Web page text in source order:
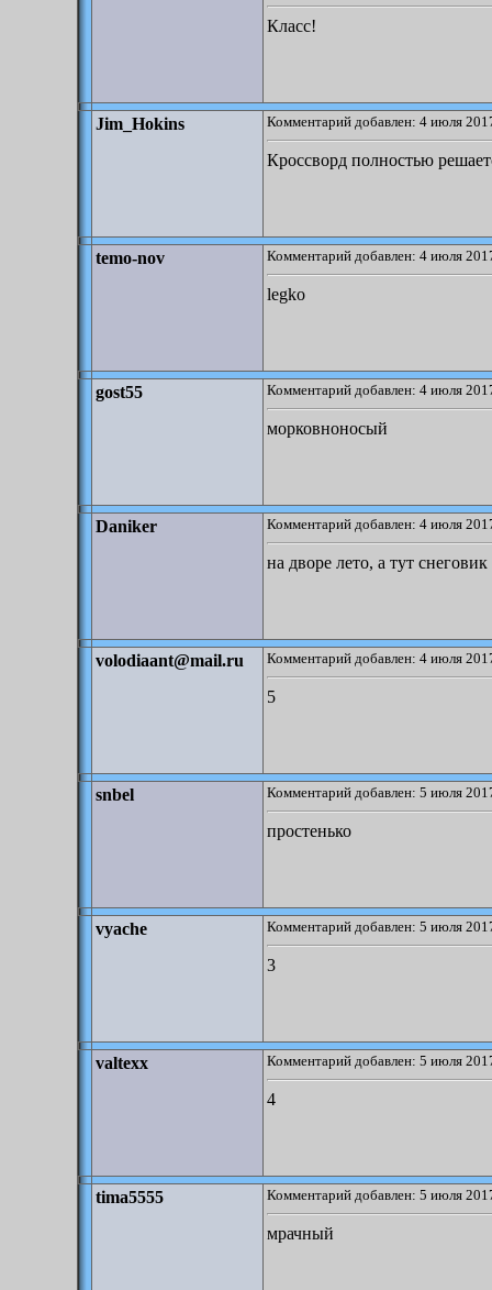
Класс!
Jim_Hokins Комментарий добавлен: 4 июля
Кроссворд полностью
temo-nov Комментарий добавлен: 4 июля
legko
gost55 Комментарий добавлен: 4 июля
морковноносый
Daniker Комментарий добавлен: 4 июля
на дворе лето, а тут снеговик
volodiaant@mail.ru Комментарий добавлен: 4 июля
5
snbel Комментарий добавлен: 5 июля
простенько
vyache Комментарий добавлен: 5 июля
3
valtexx Комментарий добавлен: 5 июля
4
tima5555 Комментарий добавлен: 5 июля
мрачный